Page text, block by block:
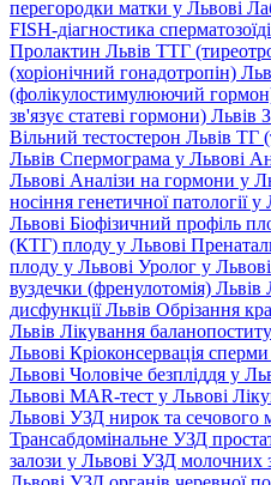
перегородки матки у Львові
FISH-діагностика
Пролактин Львів ТТГ
(хоріонічний гонадотропін)
(фолікулостимулюючий
зв'язує статеві гормони) Львів
Вільний тестостерон Львів ТГ
Львів Спермограма у Львові
Львові Аналізи на гормони у
носіння генетичної патології у
Львові Біофізичний профіль
(КТГ) плоду у Львові
плоду у Львові Уролог у Львові
вуздечки (френулотомія) Львів
дисфункції Львів Обрізання
Львів Лікування
Львові Кріоконсервація
Львові Чоловіче безпліддя у
Львові MAR-тест у Львові
Львові УЗД нирок та сечового
Трансабдомінальне УЗД
залози у Львові УЗД молочних